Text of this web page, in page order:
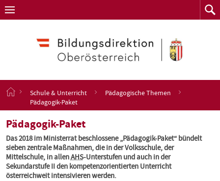
Zum
Inhalt
Navigation
Navigation
aufklappen
Zum
S
a
r
t
s
e
i
t
e
Schule & Unterricht
Pädagogische Themen
Pädagogik-Paket
Pädagogik-Paket
Das 2018 im Ministerrat beschlossene „Pädagogik-Paket“ bündelt
sieben zentrale Maßnahmen, die in der Volksschule, der
Mittelschule, in allenAHS-Unterstufen und auch in der
Sekundarstufe II den kompetenzorientierten Unterricht
österreichweit intensivieren werden.